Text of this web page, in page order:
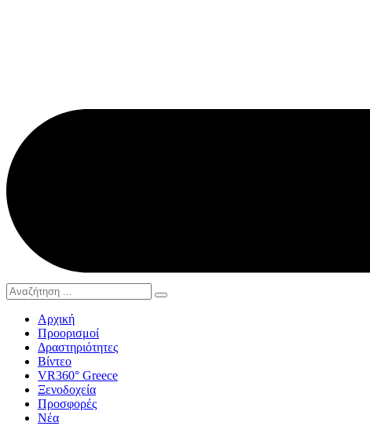
Αρχική
Προορισμοί
Δραστηριότητες
Βίντεο
VR360° Greece
Ξενοδοχεία
Προσφορές
Νέα